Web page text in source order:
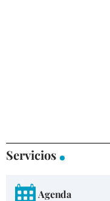
Servicios
Agenda